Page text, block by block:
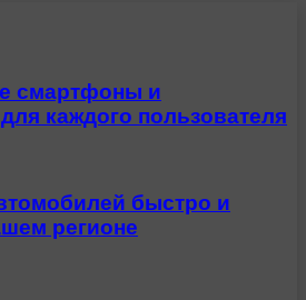
смартфоны и
каждого пользователя
быстро и
регионе